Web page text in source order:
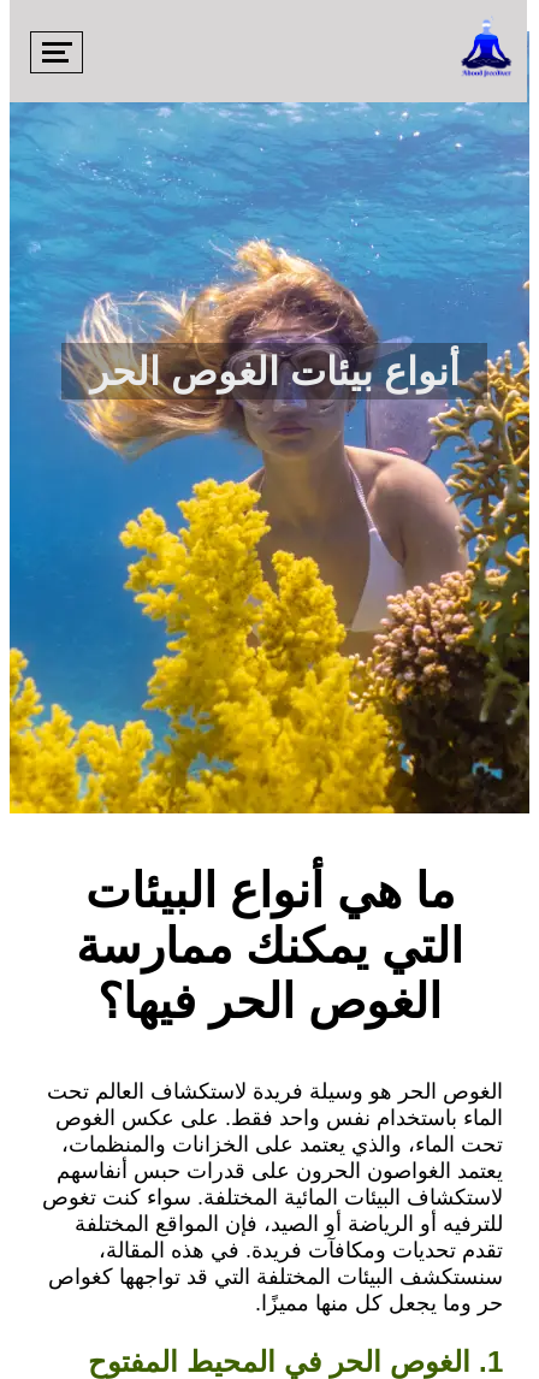
أنواع بيئات الغوص الحر
ما هي أنواع البيئات
التي يمكنك ممارسة
الغوص الحر فيها؟
الغوص الحر هو وسيلة فريدة لاستكشاف العالم تحت
الماء باستخدام نفس واحد فقط. على عكس الغوص
تحت الماء، والذي يعتمد على الخزانات والمنظمات،
يعتمد الغواصون الحرون على قدرات حبس أنفاسهم
لاستكشاف البيئات المائية المختلفة. سواء كنت تغوص
للترفيه أو الرياضة أو الصيد، فإن المواقع المختلفة
تقدم تحديات ومكافآت فريدة. في هذه المقالة،
سنستكشف البيئات المختلفة التي قد تواجهها كغواص
حر وما يجعل كل منها مميزًا.
1. الغوص الحر في المحيط المفتوح